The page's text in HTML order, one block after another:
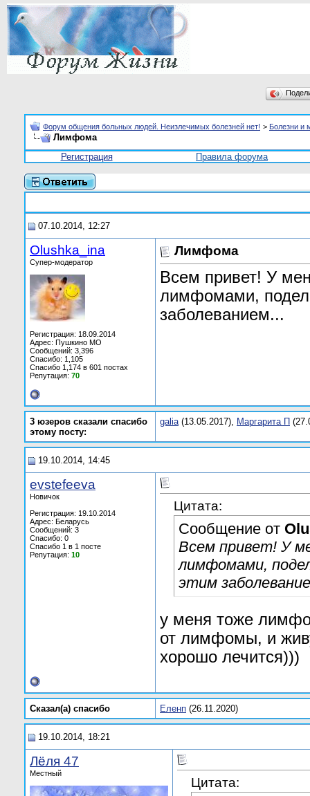
Форум общения больных людей. Неизлечимых болезней нет! > Болезни и
Лимфома
Регистрация
Правила форума
07.10.2014, 12:27
Olushka_ina
Супер-модератор
Регистрация: 18.09.2014
Адрес: Пушкино МО
Сообщений: 3,396
Спасибо: 1,105
Спасибо 1,174 в 601 постах
Репутация: 70
Лимфома
Всем привет! У
лимфомами,
заболеванием...
3 юзеров сказали спасибо
этому посту:
galia(13.05.2017), Маргарита П
19.10.2014, 14:45
evstefeeva
Новичок
Регистрация: 19.10.2014
Адрес: Беларусь
Сообщений: 3
Спасибо: 0
Спасибо 1 в 1 посте
Репутация: 10
Цитата:
Сообщение от
Всем привет! У
лимфомами,
этим
у меня тоже
от лимфомы, и
хорошо лечится)))
Сказал(а) cпасибо Еленп (26.11.2020)
19.10.2014, 18:21
Лёля 47
Местный
Цитата: